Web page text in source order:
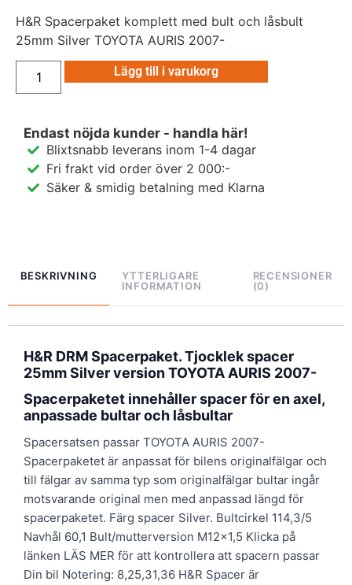
H&R Spacerpaket komplett med bult och låsbult
25mm Silver TOYOTA AURIS 2007-
Lägg till i varukorg
Endast nöjda kunder - handla här!
Blixtsnabb leverans inom 1-4 dagar
Fri frakt vid order över 2 000:-
Säker & smidig betalning med Klarna
BESKRIVNING
YTTERLIGARE
INFORMATION
RECENSIONER
(0)
H&R DRM Spacerpaket. Tjocklek spacer
25mm Silver version TOYOTA AURIS 2007-
Spacerpaketet innehåller spacer för en axel,
anpassade bultar och låsbultar
Spacersatsen passar TOYOTA AURIS 2007-
Spacerpaketet är anpassat för bilens originalfälgar och
till fälgar av samma typ som originalfälgar bultar ingår
motsvarande original men med anpassad längd för
spacerpaketet. Färg spacer Silver. Bultcirkel 114,3/5
Navhål 60,1 Bult/mutterversion M12x1,5 Klicka på
länken LÄS MER för att kontrollera att spacern passar
Din bil Notering: 8,25,31,36 H&R Spacer är